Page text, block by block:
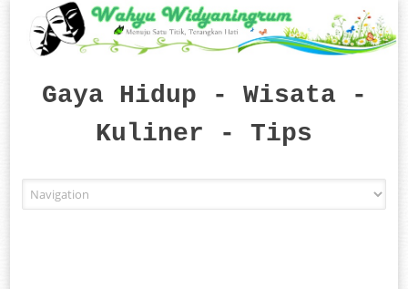
Gaya Hidup - Wisata -
Kuliner - Tips